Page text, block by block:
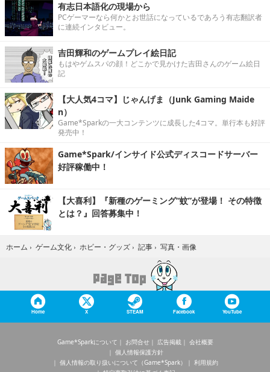
有志日本語化の現場から
PCゲーマーなら何かとお世話になっているであろう有志翻訳者
に連続インタビュー。
吉田輝和のゲームプレイ絵日記
もはやゲムスパの顔！どこかで見かけた吉田さんのゲーム絵日
記
【大人気4コマ】じゃんげま（Junk Gaming Maide
n）
Game*Sparkの一大コンテンツに成長した4コマ。単行本も好評
発売中！
Game*Spark/インサイド公式ディスコードサーバー
好評稼働中！
【大喜利】『新種のゲーミング“蚊”が登場！ その特徴
とは？』回答募集中！
ホーム › ゲーム文化 › ホビー・グッズ › 記事 › 写真・画像
Home X STEAM Facebook YouTube
Game*Sparkについて お問合せ 広告掲載
会社概要
個人情報保護方針
個人情報の取り扱いについて（Game*Spark）
利用規約